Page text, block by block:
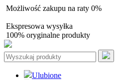
Możliwość zakupu na raty 0%
Ekspresowa wysyłka
100% oryginalne produkty
Ulubione